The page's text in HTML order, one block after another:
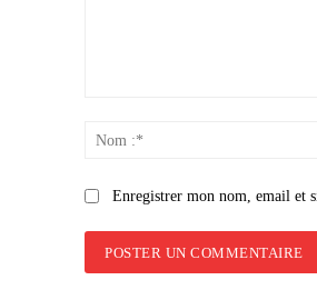
Enregistrer mon nom, email et